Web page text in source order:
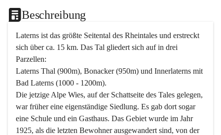
Beschreibung
Laterns ist das größte Seitental des Rheintales und erstreckt
sich über ca. 15 km. Das Tal gliedert sich auf in drei
Parzellen:
Laterns Thal (900m), Bonacker (950m) und Innerlaterns mit
Bad Laterns (1000 - 1200m).
Die jetzige Alpe Wies, auf der Schattseite des Tales gelegen,
war früher eine eigenständige Siedlung. Es gab dort sogar
eine Schule und ein Gasthaus. Das Gebiet wurde im Jahr
1925, als die letzten Bewohner ausgewandert sind, von der